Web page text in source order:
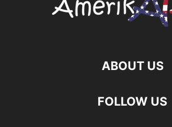
ABOUT US
FOLLOW US